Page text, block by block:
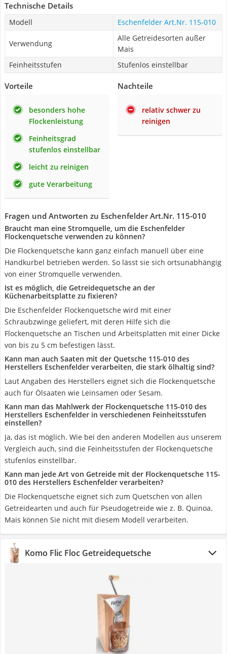
Technische Details
Modell Eschenfelder Art.Nr. 115-010
Verwendung
Alle Getreidesorten außer
Mais
Feinheitsstufen
Stufenlos einstellbar
Vorteile
besonders hohe
Flockenleistung
Feinheitsgrad
stufenlos einstellbar
leicht zu reinigen
gute Verarbeitung
Nachteile
relativ schwer zu
reinigen
Fragen und Antworten zu Eschenfelder Art.Nr. 115-010
Braucht man eine Stromquelle, um die Eschenfelder
Flockenquetsche verwenden zu können?
Die Flockenquetsche kann ganz einfach manuell über eine
Handkurbel betrieben werden. So lässt sie sich ortsunabhängig
von einer Stromquelle verwenden.
Ist es möglich, die Getreidequetsche an der
Küchenarbeitsplatte zu fixieren?
Die Eschenfelder Flockenquetsche wird mit einer
Schraubzwinge geliefert, mit deren Hilfe sich die
Flockenquetsche an Tischen und Arbeitsplatten mit einer Dicke
von bis zu 5 cm befestigen lässt.
Kann man auch Saaten mit der Quetsche 115-010 des
Herstellers Eschenfelder verarbeiten, die stark ölhaltig sind?
Laut Angaben des Herstellers eignet sich die Flockenquetsche
auch für Ölsaaten wie Leinsamen oder Sesam.
Kann man das Mahlwerk der Flockenquetsche 115-010 des
Herstellers Eschenfelder in verschiedenen Feinheitsstufen
einstellen?
Ja, das ist möglich. Wie bei den anderen Modellen aus unserem
Vergleich auch, sind die Feinheitsstufen der Flockenquetsche
stufenlos einstellbar.
Kann man jede Art von Getreide mit der Flockenquetsche 115-
010 des Herstellers Eschenfelder verarbeiten?
Die Flockenquetsche eignet sich zum Quetschen von allen
Getreidearten und auch für Pseudogetreide wie z. B. Quinoa.
Mais können Sie nicht mit diesem Modell verarbeiten.
Komo Flic Floc Getreidequetsche